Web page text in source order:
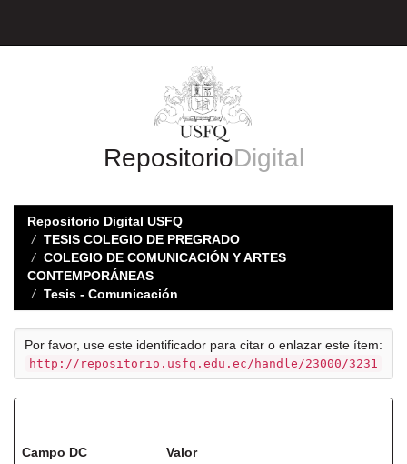
RepositorioDigital
Repositorio Digital USFQ
TESIS COLEGIO DE PREGRADO
COLEGIO DE COMUNICACIÓN Y ARTES
CONTEMPORÁNEAS
Tesis - Comunicación
Por favor, use este identificador para citar o enlazar este ítem:
http://repositorio.usfq.edu.ec/handle/23000/3231
Campo DC Valor